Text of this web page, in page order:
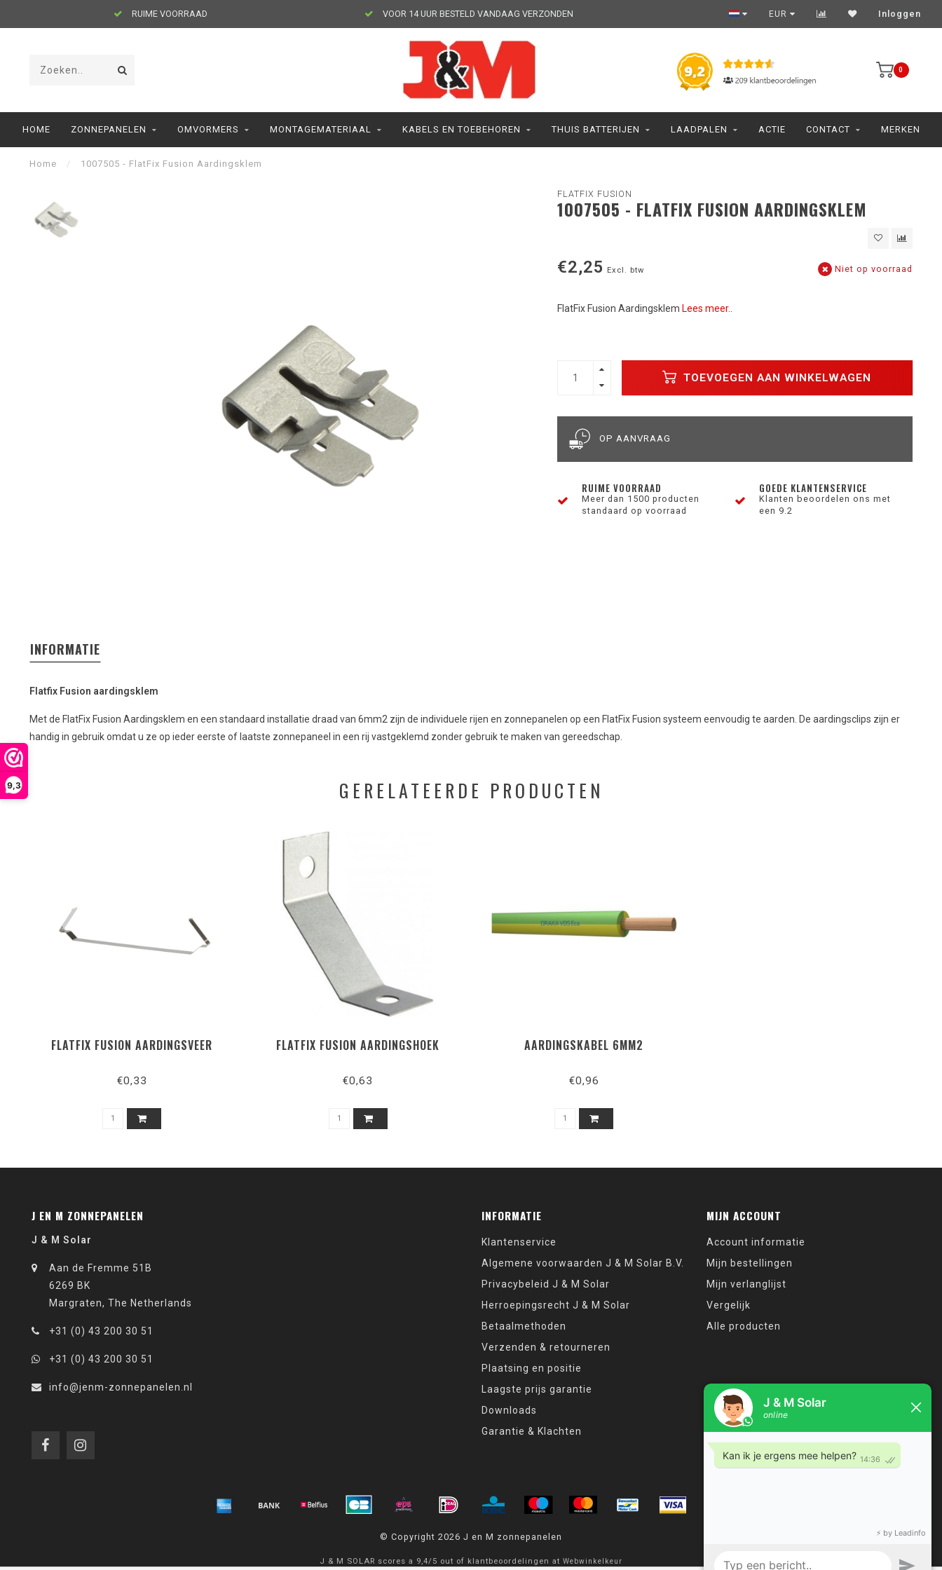
9,3
RUIME VOORRAAD VOOR 14 UUR BESTELD VANDAAG VERZONDEN EUR Inloggen
0
HOME ZONNEPANELEN OMVORMERS MONTAGEMATERIAAL KABELS EN TOEBEHOREN THUIS BATTERIJEN LAADPALEN ACTIE CONTACT MERKEN
Home / 1007505 - FlatFix Fusion Aardingsklem
FLATFIX FUSION
1007505 - FLATFIX FUSION AARDINGSKLEM
€2,25 Excl. btw Niet op voorraad
FlatFix Fusion Aardingsklem Lees meer..
TOEVOEGEN AAN WINKELWAGEN
OP AANVRAAG
RUIME VOORRAAD
Meer dan 1500 producten
standaard op voorraad
GOEDE KLANTENSERVICE
Klanten beoordelen ons met
een 9.2
INFORMATIE
Flatfix Fusion aardingsklem
Met de FlatFix Fusion Aardingsklem en een standaard installatie draad van 6mm2 zijn de individuele rijen en zonnepanelen op een FlatFix Fusion systeem eenvoudig te aarden. De aardingsclips zijn er
handig in gebruik omdat u ze op ieder eerste of laatste zonnepaneel in een rij vastgeklemd zonder gebruik te maken van gereedschap.
GERELATEERDE PRODUCTEN
FLATFIX FUSION AARDINGSVEER
€0,33
FLATFIX FUSION AARDINGSHOEK
€0,63
AARDINGSKABEL 6MM2
€0,96
J EN M ZONNEPANELEN
J & M Solar
Aan de Fremme 51B
6269 BK
Margraten, The Netherlands
+31 (0) 43 200 30 51
+31 (0) 43 200 30 51
info@jenm-zonnepanelen.nl
INFORMATIE
Klantenservice
Algemene voorwaarden J & M Solar B.V.
Privacybeleid J & M Solar
Herroepingsrecht J & M Solar
Betaalmethoden
Verzenden & retourneren
Plaatsing en positie
Laagste prijs garantie
Downloads
Garantie & Klachten
MIJN ACCOUNT
Account informatie
Mijn bestellingen
Mijn verlanglijst
Vergelijk
Alle producten
© Copyright 2026 J en M zonnepanelen
J & M SOLAR scores a 9,4/ 5 out of klantbeoordelingen at Webwinkelkeur